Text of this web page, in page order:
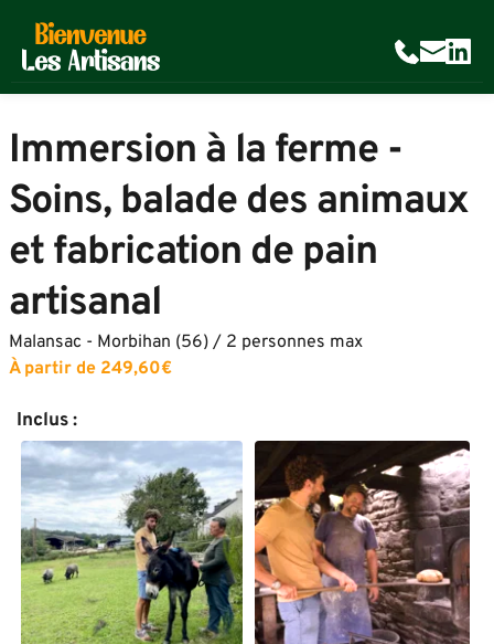
Immersion à la ferme -
Soins, balade des animaux
et fabrication de pain
artisanal
Malansac - Morbihan (56) / 2 personnes max
À partir de 249,60€
Inclus :